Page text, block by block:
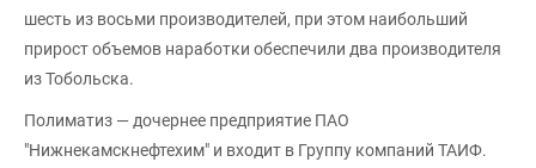
шесть из восьми производителей, при этом наибольший
прирост объемов наработки обеспечили два производителя
из Тобольска.
Полиматиз — дочернее предприятие ПАО
"Нижнекамскнефтехим" и входит в Группу компаний ТАИФ.